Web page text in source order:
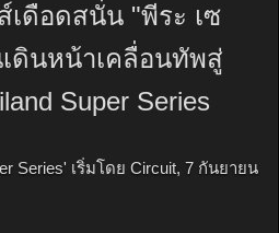
เดือดสนั่น "พีระ เซ
ดินหน้าเคลื่อนทัพสู่
Super Series
Series' เริ่มโดย Circuit, 7 กันยายน